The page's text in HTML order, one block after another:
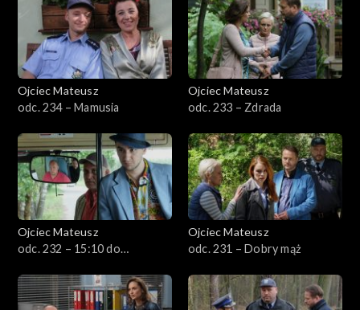
Sezon 27
Sezon 26
Sezon 25
Sezon 24
Sezon 23
Sezon 22
Sezon 20
Ojciec Mateusz
odc. 234 – Mamusia
Ojciec Mateusz
odc. 233 – Zdrada
Ojciec Mateusz
odc. 232 – 15:10 do
Ojciec Mateusz
odc. 231 – Dobry mąż